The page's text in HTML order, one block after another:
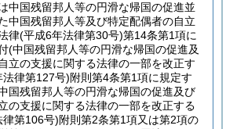
中国残留邦人等の円滑な帰国の促進並
中国残留邦人等及び特定配偶者の自立
律(平成6年法律第30号)第14条第1項に
(中国残留邦人等の円滑な帰国の促進及
立の支援に関する法律の一部を改正す
律第127号)附則第4条第1項に規定す
国残留邦人等の円滑な帰国の促進及び
の支援に関する法律の一部を改正する
第106号)附則第2条第1項又は第2項の